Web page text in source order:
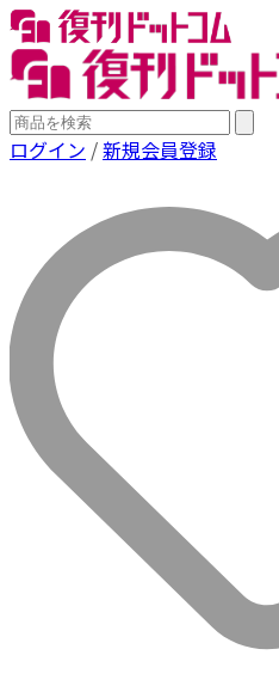
ログイン /新規会員登録